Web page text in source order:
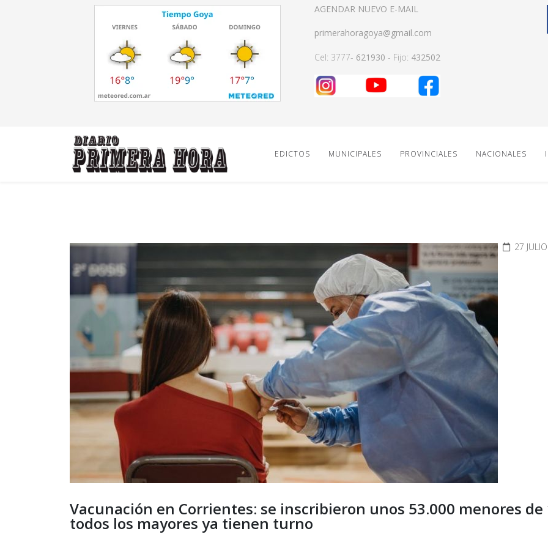
AGENDAR NUEVO E-MAIL
primerahoragoya@gmail.com
Cel: 3777- 621930 - Fijo: 432502
EDICTOS MUNICIPALES PROVINCIALES NACIONALES
27
Vacunación en Corrientes: se inscribieron unos 53.000 menores de
todos los mayores ya tienen turno